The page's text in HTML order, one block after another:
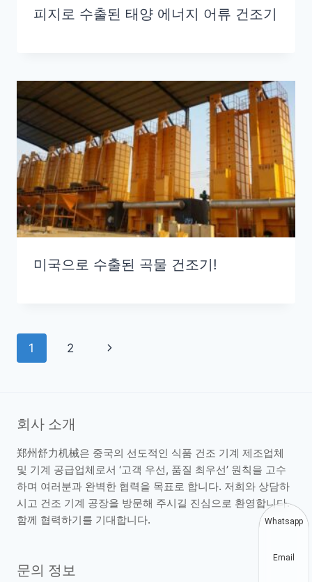
피지로 수출된 태양 에너지 어류 건조기
미국으로 수출된 곡물 건조기!
Page
1 2
Next
회사 소개
郑州舒力机械은 중국의 선도적인 식품 건조 기계 제조업체
및 기계 공급업체로서 ‘고객 우선, 품질 최우선’ 원칙을 고수
하며 여러분과 완벽한 협력을 목표로 합니다. 저희와 상담하
시고 건조 기계 공장을 방문해 주시길 진심으로 환영합니다.
함께 협력하기를 기대합니다.
문의 정보
Whatsapp
Email